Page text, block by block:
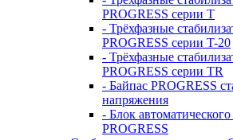
PROGRESS серии T
- Трёхфазные
PROGRESS серии T-20
- Трёхфазные
PROGRESS серии TR
- Байпас PROGRESS
напряжения
- Блок
PROGRESS